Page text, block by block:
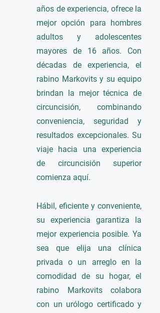
años de experiencia, ofrece la
mejor opción para hombres
adultos y adolescentes
mayores de 16 años. Con
décadas de experiencia, el
rabino Markovits y su equipo
brindan la mejor técnica de
circuncisión, combinando
conveniencia, seguridad y
resultados excepcionales. Su
viaje hacia una experiencia
de circuncisión superior
comienza aquí.
Hábil, eficiente y conveniente,
su experiencia garantiza la
mejor experiencia posible. Ya
sea que elija una clínica
privada o un arreglo en la
comodidad de su hogar, el
rabino Markovits colabora
con un urólogo certificado y